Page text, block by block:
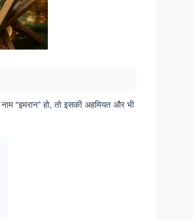
“इमरान” हो, तो इसकी अहमियत और भी